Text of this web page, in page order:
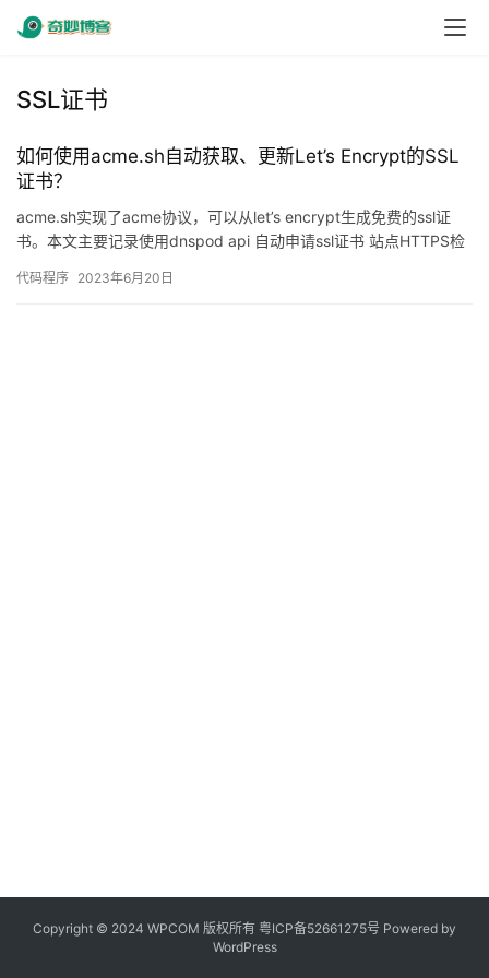
SSL证书
如何使用acme.sh自动获取、更新Let’s Encrypt的SSL
证书？
acme.sh实现了acme协议，可以从let’s encrypt生成免费的ssl证
书。本文主要记录使用dnspod api 自动申请ssl证书 站点HTTPS检
代码程序 2023年6月20日
Copyright © 2024 WPCOM 版权所有 粤ICP备52661275号 Powered by
WordPress